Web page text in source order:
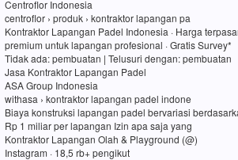
Centroflor Indonesia
centroflor › produk › kontraktor lapangan pa
Kontraktor Lapangan Padel Indonesia · Harga
premium untuk lapangan profesional · Gratis Survey*
Tidak ada: pembuatan ‎| Telusuri dengan: pembuatan
Jasa Kontraktor Lapangan Padel
ASA Group Indonesia
withasa › kontraktor lapangan padel indone
Biaya konstruksi lapangan padel bervariasi
Rp 1 miliar per lapangan Izin apa saja yang
Kontraktor Lapangan Olah & Playground (@)
Instagram · 18,5 rb+ pengikut